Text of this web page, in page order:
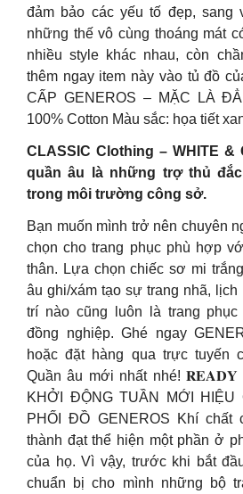
đảm bảo các yếu tố đẹp, sang
những thế vô cùng thoáng mát
nhiều style khác nhau, còn
thêm ngay item này vào tủ đồ
CẤP GENEROS – MẶC LÀ
100% Cotton Màu sắc: họa tiết
CLASSIC Clothing – WHITE
quần âu là những trợ thủ
trong môi trường công sở.
Bạn muốn mình trở nên chuyên
chọn cho trang phục phù hợp
thân. Lựa chọn chiếc sơ mi
âu ghi/xám tạo sự trang nhã,
trí nào cũng luôn là trang
đồng nghiệp. Ghé ngay
hoặc đặt hàng qua trực tuyến
Quần âu mới nhất nhé!
KHỞI ĐỘNG TUẦN MỚI HIỆU
PHỐI ĐỒ GENEROS Khí chất
thành đạt thể hiện một phần ở
của họ. Vì vậy, trước khi bắt
chuẩn bị cho mình những bộ